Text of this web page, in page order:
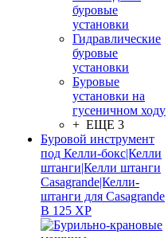
буровые
установки
Гидравлические
буровые
установки
Буровые
установки на
гусеничном ходу
+ ЕЩЕ 3
Буровой инструмент
под Келли-бокс|Келли
штанги|Келли штанги
Casagrande|Келли-
штанги для Casagrande
B 125 XP